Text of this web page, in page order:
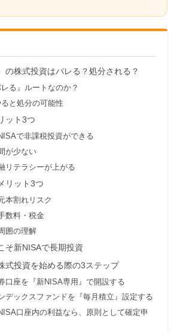
の株式投資はバレる？処分される？
る』ルートなのか？
ると処分の可能性
ット3つ
で非課税投資ができる
が少ない
リテラシーが上がる
リット3つ
本割れリスク
数料・税金
囲の理解
そ新NISAで長期投資
式投資を始める際の3ステップ
口座を『新NISA専用』で開設する
デックスファンドを『毎月積立』設定する
口座内の利益なら、原則として確定申